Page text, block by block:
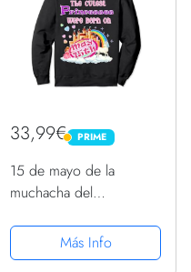
33,99€ PRIME
PRIME
15 de mayo de la
muchacha del
princesa del Sudadera
con Capucha
Más Info